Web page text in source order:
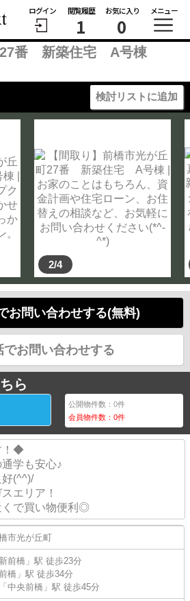
ログイン 閲覧履歴
1
お気に入り
0
メニュー
27番 新築住宅 A号棟
検討リストに追加
2/4
お問い合わせする(無料)
でお問い合わせする
ら
公開物件数：0件
会員物件数：0件
！◆
学も安心♪
(^^)/
エリア！
で買い物便利◎
市光が丘町
新前橋 」駅 徒歩23分
橋 」駅 徒歩34分
「 中央前橋 」駅 徒歩45分